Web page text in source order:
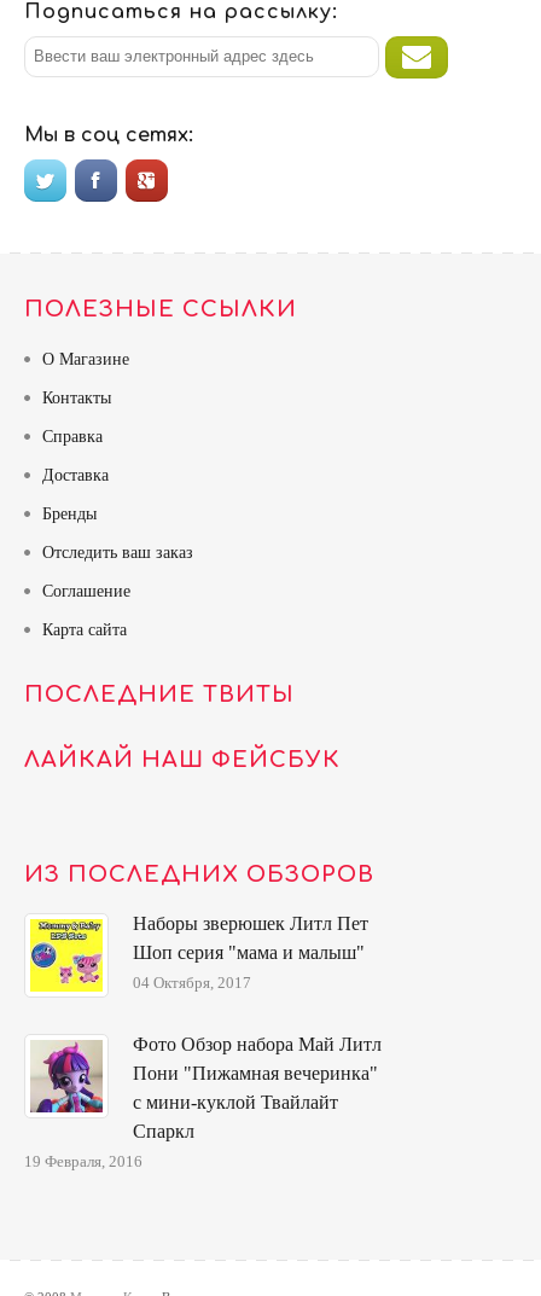
Подписаться на рассылку:
Мы в соц сетях:
ПОЛЕЗНЫЕ ССЫЛКИ
О Магазине
Контакты
Справка
Доставка
Бренды
Отследить ваш заказ
Соглашение
Карта сайта
ПОСЛЕДНИЕ ТВИТЫ
ЛАЙКАЙ НАШ ФЕЙСБУК
ИЗ ПОСЛЕДНИХ ОБЗОРОВ
Наборы зверюшек Литл Пет
Шоп серия "мама и малыш"
04 Октября, 2017
Фото Обзор набора Май Литл
Пони "Пижамная вечеринка"
с мини-куклой Твайлайт
Спаркл
19 Февраля, 2016